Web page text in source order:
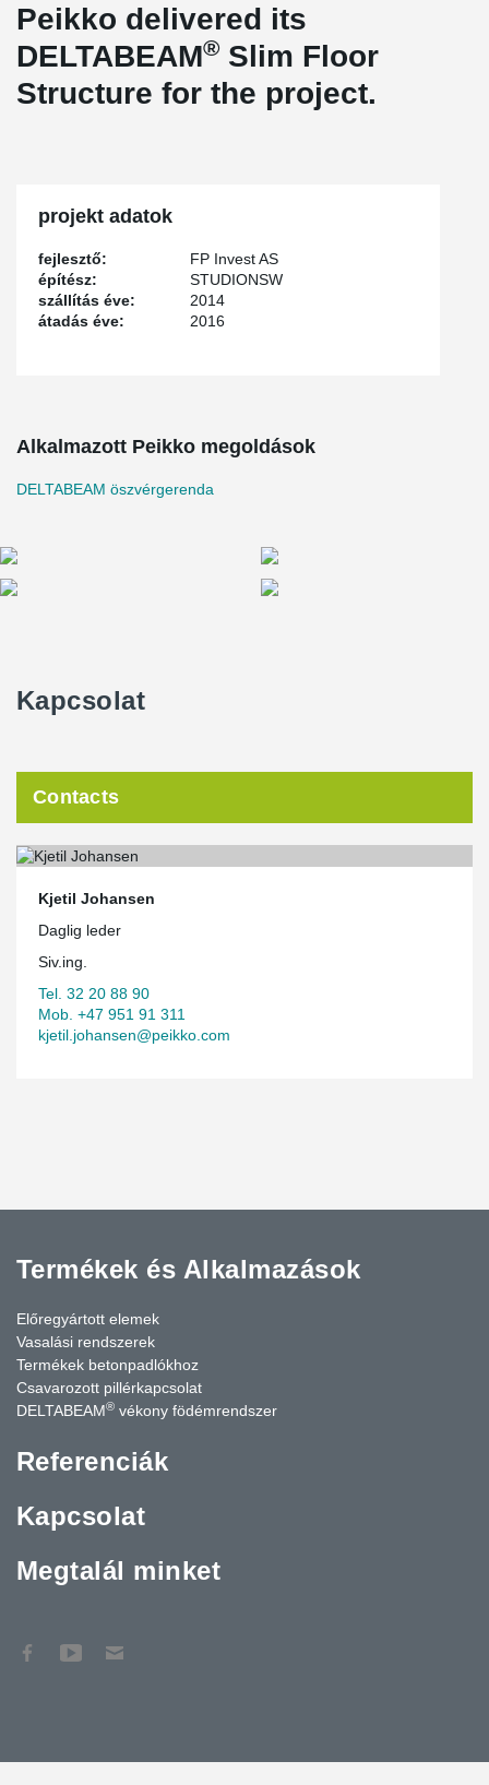
Peikko delivered its
DELTABEAM® Slim Floor
Structure for the project.
projekt adatok
fejlesztő:
FP Invest AS
építész:
STUDIONSW
szállítás éve:
2014
átadás éve:
2016
Alkalmazott Peikko megoldások
DELTABEAM öszvérgerenda
Kapcsolat
Contacts
Kjetil Johansen
Daglig leder
Siv.ing.
Tel. 32 20 88 90
Mob. +47 951 91 311
kjetil.johansen@peikko.com
Termékek és Alkalmazások
Előregyártott elemek
Vasalási rendszerek
Termékek betonpadlókhoz
Csavarozott pillérkapcsolat
DELTABEAM® vékony födémrendszer
Referenciák
Kapcsolat
Megtalál minket